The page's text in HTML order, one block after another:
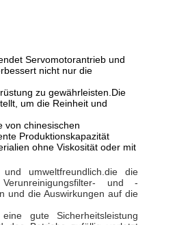
Servomotorantrieb und
nicht nur die
zu gewährleisten.Die
um die Reinheit und
von chinesischen
Produktionskapazität
ohne Viskosität oder mit
umweltfreundlich.die die
und -
und die Auswirkungen auf die
gute Sicherheitsleistung